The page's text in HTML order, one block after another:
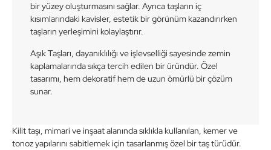
Kilit taşı, mimari ve inşaat alanında sıklıkla kullanılan, kemer ve
tonoz yapılarını sabitlemek için tasarlanmış özel bir taş türüdür.
bir yüzey oluşturmasını sağlar. Ayrıca taşların iç
kısımlarındaki kavisler, estetik bir görünüm kazandırırken
taşların yerleşimini kolaylaştırır.
Aşık Taşları, dayanıklılığı ve işlevselliği sayesinde zemin
kaplamalarında sıkça tercih edilen bir üründür. Özel
tasarımı, hem dekoratif hem de uzun ömürlü bir çözüm
sunar.